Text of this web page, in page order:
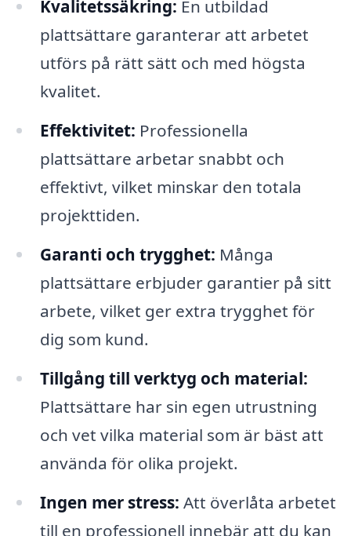
Kvalitetssäkring: En utbildad
plattsättare garanterar att arbetet
utförs på rätt sätt och med högsta
kvalitet.
Effektivitet: Professionella
plattsättare arbetar snabbt och
effektivt, vilket minskar den totala
projekttiden.
Garanti och trygghet: Många
plattsättare erbjuder garantier på sitt
arbete, vilket ger extra trygghet för
dig som kund.
Tillgång till verktyg och material:
Plattsättare har sin egen utrustning
och vet vilka material som är bäst att
använda för olika projekt.
Ingen mer stress: Att överlåta arbetet
till en professionell innebär att du kan